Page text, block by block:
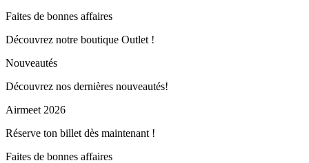
Faites de bonnes affaires
Découvrez notre boutique Outlet !
Nouveautés
Découvrez nos dernières nouveautés!
Airmeet 2026
Réserve ton billet dès maintenant !
Faites de bonnes affaires